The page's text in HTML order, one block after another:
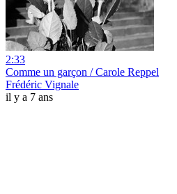
2:33
Comme un garçon / Carole Reppel
Frédéric Vignale
il y a 7 ans